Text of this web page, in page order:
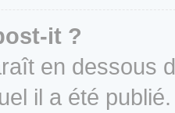
it ?
en dessous
il a été